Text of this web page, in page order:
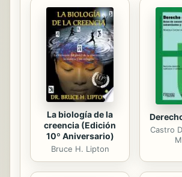
sentido? En el sendero
exploración, a menudo
propio sí-mismo, del
subyacente en cada
a través del cual fluye la
energía cósmica, el
que se lo...
La biología de la
creencia (Edición
10º Aniversario)
Bruce H. Lipton
Castro